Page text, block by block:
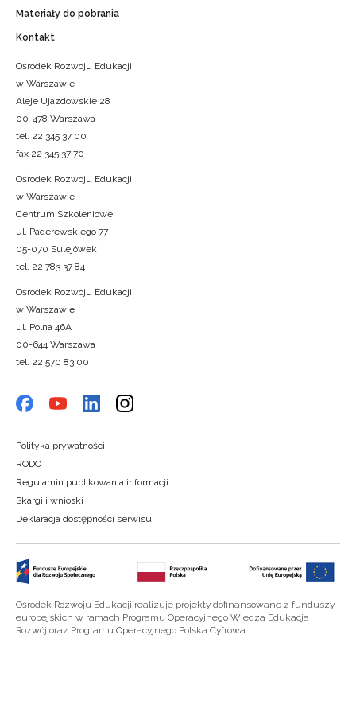
Materiały do pobrania
Kontakt
Ośrodek Rozwoju Edukacji
w Warszawie
Aleje Ujazdowskie 28
00-478 Warszawa
tel. 22 345 37 00
fax 22 345 37 70
Ośrodek Rozwoju Edukacji
w Warszawie
Centrum Szkoleniowe
ul. Paderewskiego 77
05-070 Sulejówek
tel. 22 783 37 84
Ośrodek Rozwoju Edukacji
w Warszawie
ul. Polna 46A
00-644 Warszawa
tel. 22 570 83 00
Polityka prywatności
RODO
Regulamin publikowania informacji
Skargi i wnioski
Deklaracja dostępności serwisu
Ośrodek Rozwoju Edukacji realizuje projekty dofinansowane z funduszy
europejskich w ramach Programu Operacyjnego Wiedza Edukacja
Rozwój oraz Programu Operacyjnego Polska Cyfrowa